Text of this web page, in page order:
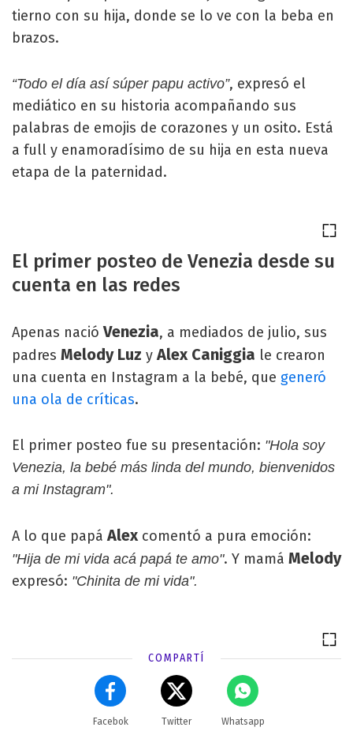
tierno con su hija, donde se lo ve con la beba en
brazos.
“Todo el día así súper papu activo”, expresó el
mediático en su historia acompañando sus
palabras de emojis de corazones y un osito. Está
a full y enamoradísimo de su hija en esta nueva
etapa de la paternidad.
El primer posteo de Venezia desde su
cuenta en las redes
Apenas nacióVenezia, a mediados de julio, sus
padres Melody Luz yAlex Caniggia le crearon
una cuenta en Instagram a la bebé, que generó
una ola de críticas.
El primer posteo fue su presentación: "Hola soy
Venezia, la bebé más linda del mundo, bienvenidos
a mi Instagram".
A lo que papáAlex comentó a pura emoción:
"Hija de mi vida acá papá te amo". Y mamá Melody
expresó: "Chinita de mi vida".
COMPARTÍ
Facebok Twitter Whatsapp